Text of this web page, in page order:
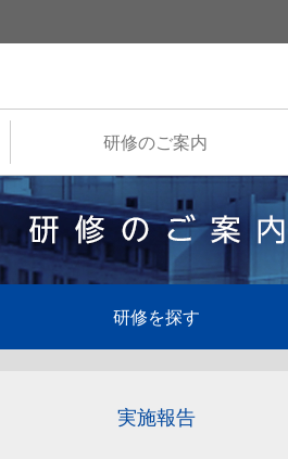
研修のご案内
研修を探す
実施報告